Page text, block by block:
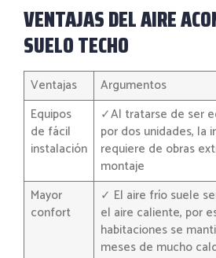
VENTAJAS DEL AIRE
SUELO TECHO
Ventajas
Argumentos
Equipos
de fácil
instalación
✓Al tratarse de ser
por dos unidades, la
requiere de obras
montaje
Mayor
confort
✓ El aire frío suele
el aire caliente, por
habitaciones se
meses de mucho